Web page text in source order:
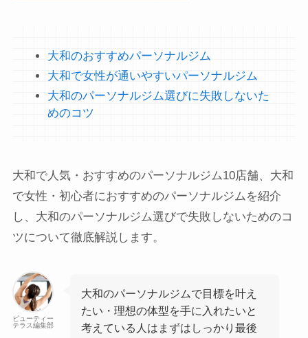
大和のおすすめパーソナルジム
大和で女性が通いやすいパーソナルジム
大和のパーソナルジム選びに失敗しないた
めのコツ
大和で人気・おすすめのパーソナルジム10店舗、大和
で女性・初心者におすすめのパーソナルジムを紹介
し、大和のパーソナルジム選びで失敗しないためのコ
ツについて徹底解説します。
ビューティー
テラス編集部
大和のパーソナルジムで目標を叶え
たい・理想の体型を手に入れたいと
考えている人はまずはしっかり最後